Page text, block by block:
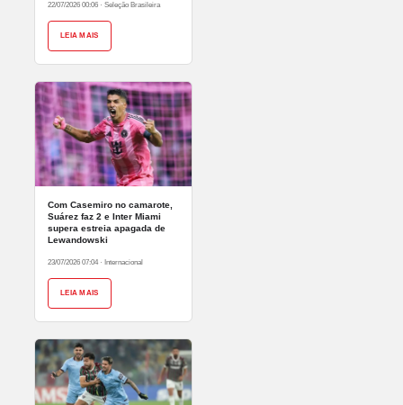
22/07/2026 00:06 · Seleção Brasileira
LEIA MAIS
Com Casemiro no camarote,
Suárez faz 2 e Inter Miami
supera estreia apagada de
Lewandowski
23/07/2026 07:04 · Internacional
LEIA MAIS